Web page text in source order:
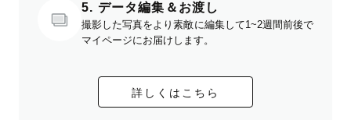
5. データ編集＆お渡し
撮影した写真をより素敵に編集して1~2週間前後で
マイページにお届けします。
詳しくはこちら